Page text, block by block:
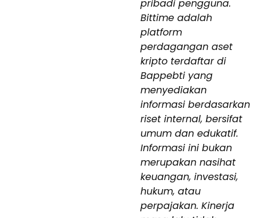
pribadi pengguna.
Bittime adalah
platform
perdagangan aset
kripto terdaftar di
Bappebti yang
menyediakan
informasi berdasarkan
riset internal, bersifat
umum dan edukatif.
Informasi ini bukan
merupakan nasihat
keuangan, investasi,
hukum, atau
perpajakan. Kinerja